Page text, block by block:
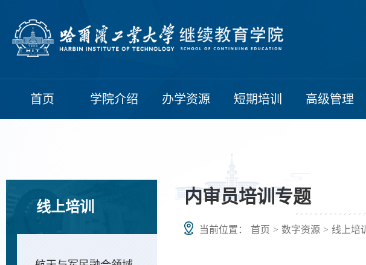
首页 学院介绍 办学资源 短期培训 高级管理
线上培训
内审员培训专题
当前位置： 首页 > 数字资源 > 线上培训